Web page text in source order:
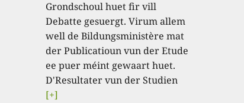
Grondschoul huet fir vill
Debatte gesuergt. Virum allem
well de Bildungsministère mat
der Publicatioun vun der Etude
ee puer méint gewaart huet.
D'Resultater vun der Studien
[+]